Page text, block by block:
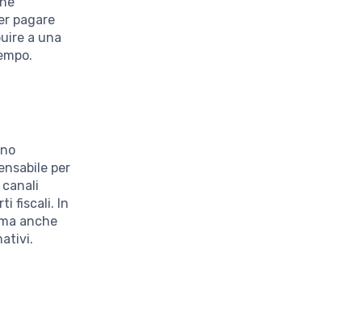
pagare
a una
per
fiscali. In
anche